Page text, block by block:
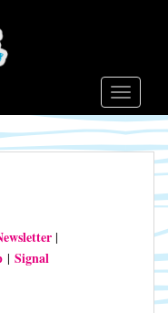
|
| Signal